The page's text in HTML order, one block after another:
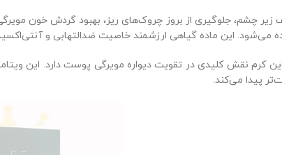
زیر چشم، جلوگیری از بروز چروک‌های ریز، بهبود گردش خون
این ماده گیاهی ارزشمند خاصیت ضدالتهابی و
کرم نقش کلیدی در تقویت دیواره مویرگی پوست دارد. این
پیدا می‌کند.